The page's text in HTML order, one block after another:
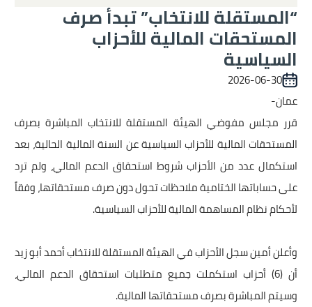
“المستقلة للانتخاب” تبدأ صرف
المستحقات المالية للأحزاب
السياسية
2026-06-30
عمان-
قرر مجلس مفوضي الهيئة المستقلة للانتخاب المباشرة بصرف
المستحقات المالية للأحزاب السياسية عن السنة المالية الحالية، بعد
استكمال عدد من الأحزاب شروط استحقاق الدعم المالي، ولم ترد
على حساباتها الختامية ملاحظات تحول دون صرف مستحقاتها، وفقاً
لأحكام نظام المساهمة المالية للأحزاب السياسية.
وأعلن أمين سجل الأحزاب في الهيئة المستقلة للانتخاب أحمد أبو زيد
أن (6) أحزاب استكملت جميع متطلبات استحقاق الدعم المالي،
وسيتم المباشرة بصرف مستحقاتها المالية.